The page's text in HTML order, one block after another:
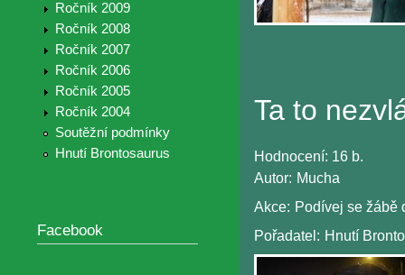
Ročník 2009
Ročník 2008
Ročník 2007
Ročník 2006
Ročník 2005
Ročník 2004
Soutěžní podmínky
Hnutí Brontosaurus
Facebook
Ta to
Hodnocení: 16 b.
Autor: Mucha
Akce: Podívej se žábě
Pořadatel: Hnutí